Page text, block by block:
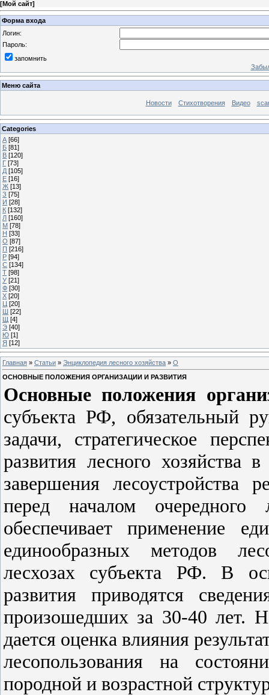
[Мой сайт]
Форма входа
Логин:
Пароль:
запомнить
Меню сайта
Новости Стихотворения Видео
Categories
А [66]
Б [81]
В [120]
Г [73]
Д [105]
Е [16]
Ж [13]
З [75]
И [28]
К [132]
Л [160]
М [78]
Н [33]
О [87]
П [216]
Р [94]
С [134]
Т [98]
У [21]
Ф [30]
Х [20]
Ц [20]
Ш [22]
Щ [4]
Э [40]
Ю [1]
Я [12]
Главная » Статьи » Энциклопедия лесного хозяйства » О
ОСНОВНЫЕ ПОЛОЖЕНИЯ ОРГАНИЗАЦИИ И РАЗВИТИЯ
Основные положения
субъекта РФ, обязательный
задачи, стратегическое
развития лесного хозяйства
завершения лесоустройства
перед началом
обеспечивает применение
единообразных методов
лесхозах субъекта РФ. В
развития приводятся
произошедших за 30-40 лет.
дается оценка влияния
лесопользования на
породной и возрастной